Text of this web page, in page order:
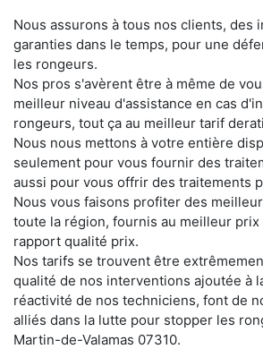
Nous assurons à tous nos clients, des
garanties dans le temps, pour une
les rongeurs.
Nos pros s'avèrent être à même de
meilleur niveau d'assistance en cas
rongeurs, tout ça au meilleur tarif
Nous nous mettons à votre entière
seulement pour vous fournir des
aussi pour vous offrir des traitements
Nous vous faisons profiter des
toute la région, fournis au meilleur
rapport qualité prix.
Nos tarifs se trouvent être
qualité de nos interventions ajoutée à
réactivité de nos techniciens, font de
alliés dans la lutte pour stopper les
Martin-de-Valamas 07310.